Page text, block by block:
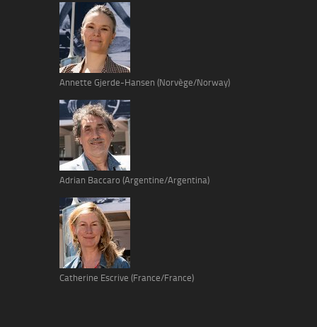
Annette Gjerde-Hansen (Norvège/Norway)
Adrian Baccaro (Argentine/Argentina)
Catherine Escrive (France/France)